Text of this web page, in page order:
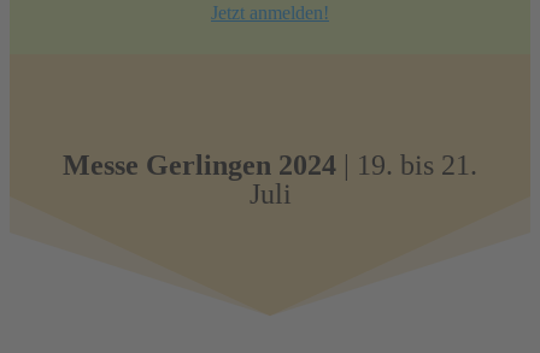
Jetzt anmelden!
Messe Gerlingen 2024 | 19. bis 21.
Juli